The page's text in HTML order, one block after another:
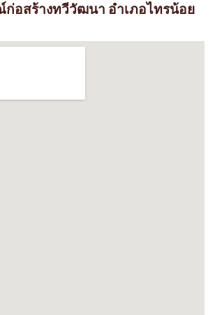
อสร้างทวีวัฒนา อำเภอไทรน้อย